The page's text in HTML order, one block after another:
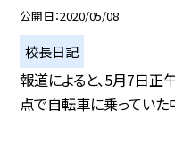
公開日 2020/05/08
校長日記
報道によると、5月7日
点で自転車に乗っていた